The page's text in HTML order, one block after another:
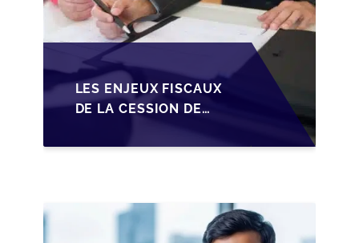
LES ENJEUX FISCAUX
DE LA CESSION DE
LES DIRIGEANTS DE